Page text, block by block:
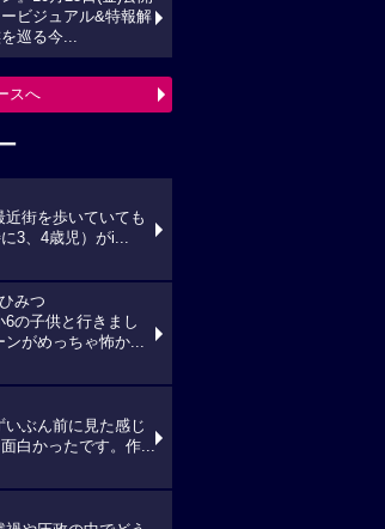
ビジュアル&特報解
巡る今...
スへ
近街を歩いていても
3、4歳児）がi...
みつ
の子供と行きまし
ンがめっちゃ怖か...
ぶん前に見た感じ
白かったです。作...